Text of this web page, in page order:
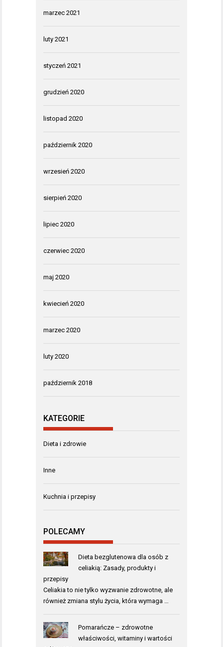
marzec 2021
luty 2021
styczeń 2021
grudzień 2020
listopad 2020
październik 2020
wrzesień 2020
sierpień 2020
lipiec 2020
czerwiec 2020
maj 2020
kwiecień 2020
marzec 2020
luty 2020
październik 2018
KATEGORIE
Dieta i zdrowie
Inne
Kuchnia i przepisy
POLECAMY
Dieta bezglutenowa dla osób z
celiakią: Zasady, produkty i
przepisy
Celiakia to nie tylko wyzwanie zdrowotne, ale
również zmiana stylu życia, która wymaga …
Pomarańcze – zdrowotne
właściwości, witaminy i wartości